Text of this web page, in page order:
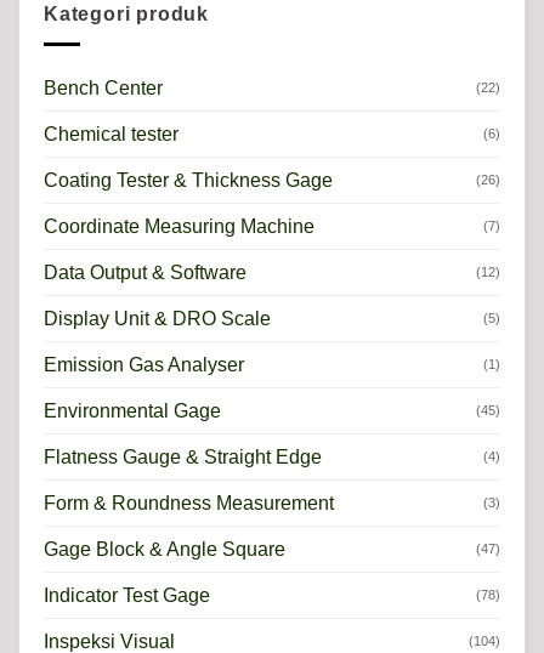
Kategori produk
Bench Center (22)
Chemical tester (6)
Coating Tester & Thickness Gage (26)
Coordinate Measuring Machine (7)
Data Output & Software (12)
Display Unit & DRO Scale (5)
Emission Gas Analyser (1)
Environmental Gage (45)
Flatness Gauge & Straight Edge (4)
Form & Roundness Measurement (3)
Gage Block & Angle Square (47)
Indicator Test Gage (78)
Inspeksi Visual (104)